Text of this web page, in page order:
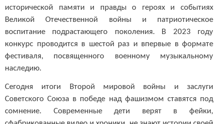
исторической памяти и правды о героях и событиях
Великой Отечественной войны и патриотическое
воспитание подрастающего поколения. В 2023 году
конкурс проводится в шестой раз и впервые в формате
фестиваля, посвященного военному музыкальному
наследию.
Сегодня итоги Второй мировой войны и заслуги
Советского Союза в победе над фашизмом ставятся под
сомнение. Современные дети верят в фейки,